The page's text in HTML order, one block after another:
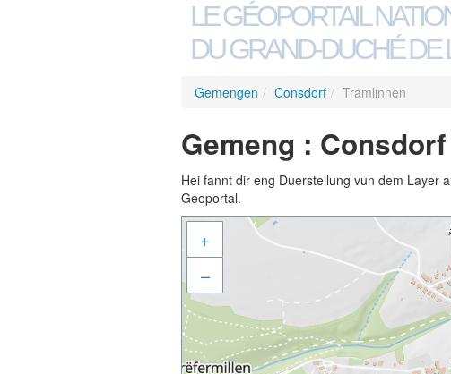
LE GÉOPORTAIL
DU GRAND-DUCHÉ
Gemengen / Consdorf / Tramlinnen
Gemeng :
Hei fannt dir eng Duerstellung vun dem Layer
Geoportal.
+
–